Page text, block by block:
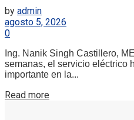
by admin
agosto 5, 2026
0
Ing. Nanik Singh Castillero,
semanas, el servicio eléctrico
importante en la...
Read more